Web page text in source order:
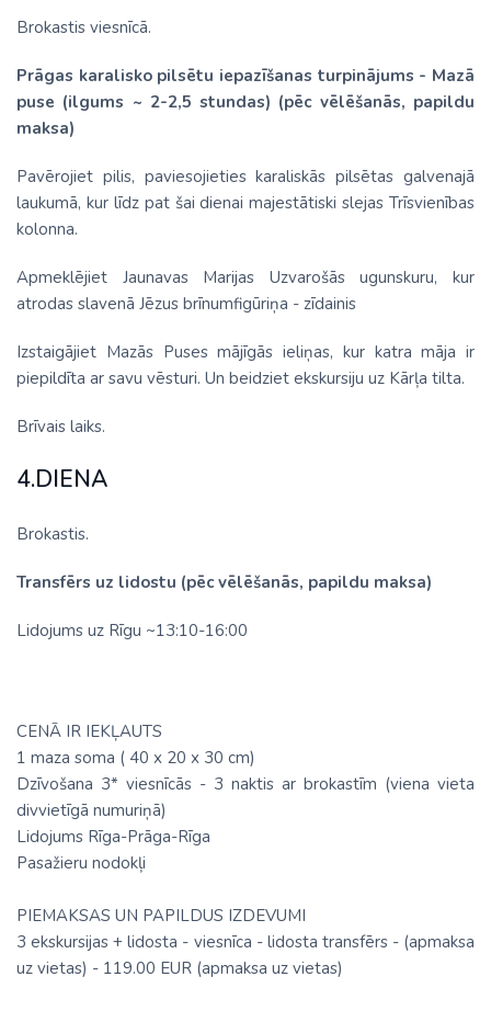
Brokastis viesnīcā.
Prāgas karalisko pilsētu iepazīšanas turpinājums - Mazā
puse (ilgums ~ 2-2,5 stundas) (pēc vēlēšanās, papildu
maksa)
Pavērojiet pilis, paviesojieties karaliskās pilsētas galvenajā
laukumā, kur līdz pat šai dienai majestātiski slejas Trīsvienības
kolonna.
Apmeklējiet Jaunavas Marijas Uzvarošās ugunskuru, kur
atrodas slavenā Jēzus brīnumfigūriņa - zīdainis
Izstaigājiet Mazās Puses mājīgās ieliņas, kur katra māja ir
piepildīta ar savu vēsturi. Un beidziet ekskursiju uz Kārļa tilta.
Brīvais laiks.
4.DIENA
Brokastis.
Transfērs uz lidostu (pēc vēlēšanās, papildu maksa)
Lidojums uz Rīgu ~13:10-16:00
CENĀ IR IEKĻAUTS
1 maza soma ( 40 х 20 х 30 cm)
Dzīvošana 3* viesnīcās - 3 naktis ar brokastīm (viena vieta
divvietīgā numuriņā)
Lidojums Rīga-Prāga-Rīga
Pasažieru nodokļi
PIEMAKSAS UN PAPILDUS IZDEVUMI
3 ekskursijas + lidosta - viesnīca - lidosta transfērs - (apmaksa
uz vietas) - 119.00 EUR (apmaksa uz vietas)